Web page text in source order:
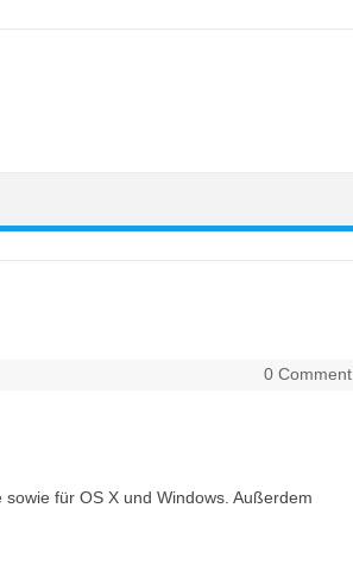
0 Comment
für OS X und Windows. Außerdem